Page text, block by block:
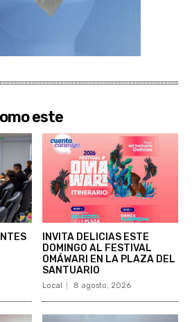
este
INVITA DELICIAS ESTE
DOMINGO AL FESTIVAL
OMÁWARI EN LA PLAZA DEL
SANTUARIO
Local 8 agosto, 2026